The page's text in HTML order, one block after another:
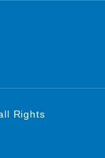
Rights